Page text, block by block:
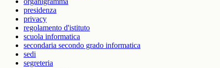
presidenza
privacy
regolamento d'istituto
scuola informatica
secondaria secondo grado informatica
sedi
segreteria